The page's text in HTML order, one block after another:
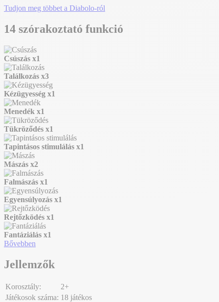
Tudjon meg többet a Diabolo-ról
14 szórakoztató funkció
Csúszás x1
Találkozás x3
Kézügyesség x1
Menedék x1
Tükröződés x1
Tapintásos stimulálás x1
Mászás x2
Falmászás x1
Egyensúlyozás x1
Rejtőzködés x1
Fantáziálás x1
Bővebben
Jellemzők
Korosztály:
2+
Játékosok száma: 18 játékos